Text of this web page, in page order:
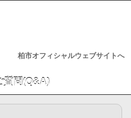
柏市オフィシャルウェブサイトへ